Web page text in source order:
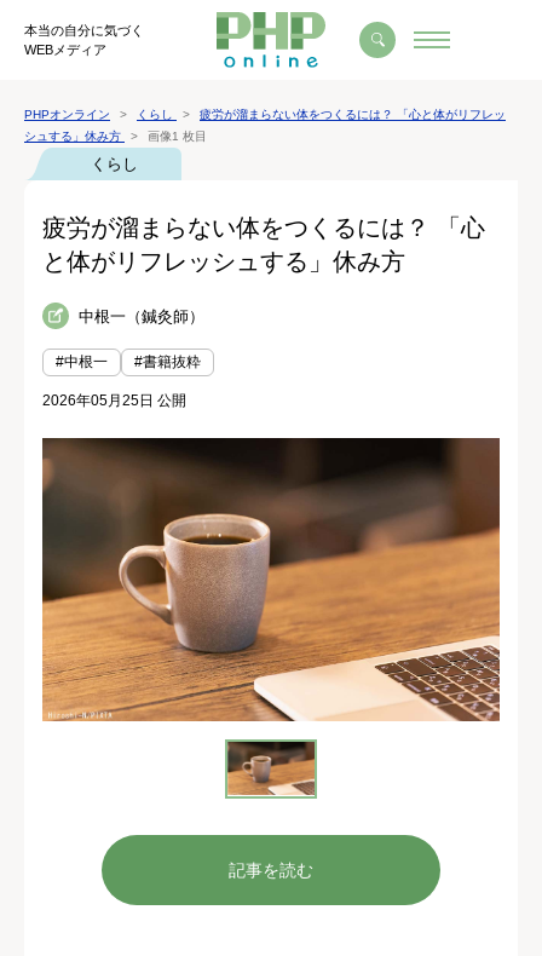
本当の自分に気づく
WEBメディア
PHPオンライン くらし
疲労が溜まらない体をつくるには？ 「心と体がリフレッ
シュする」休み方
画像1 枚目
くらし
疲労が溜まらない体をつくるには？ 「心
と体がリフレッシュする」休み方
中根一（鍼灸師）
#中根一 #書籍抜粋
2026年05月25日 公開
記事を読む